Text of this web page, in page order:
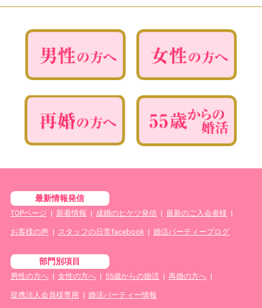
最新情報発信
TOPページ | 新着情報 | 成婚のヒケツ発信 | 最新のご入会者様 |
お客様の声| スタッフの日常facebook | 婚活パーティーブログ
部門別項目
男性の方へ| 女性の方へ | 55歳からの婚活 | 再婚の方へ |
提携法人会員様専用 | 婚活パーティー情報